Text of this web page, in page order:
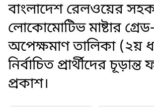
বাংলাদেশ রেলওয়ের
লোকোমোটিভ মাষ্টার
অপেক্ষমাণ তালিকা (২য়
নির্বাচিত প্রার্থীদের
প্রকাশ।